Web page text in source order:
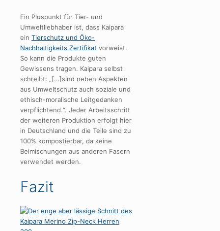
Ein Pluspunkt für Tier- und
Umweltliebhaber ist, dass Kaipara
ein Tierschutz und Öko-
Nachhaltigkeits Zertifikat vorweist.
So kann die Produkte guten
Gewissens tragen. Kaipara selbst
schreibt: „[…]sind neben Aspekten
aus Umweltschutz auch soziale und
ethisch-moralische Leitgedanken
verpflichtend.“. Jeder Arbeitsschritt
der weiteren Produktion erfolgt hier
in Deutschland und die Teile sind zu
100% kompostierbar, da keine
Beimischungen aus anderen Fasern
verwendet werden.
Fazit